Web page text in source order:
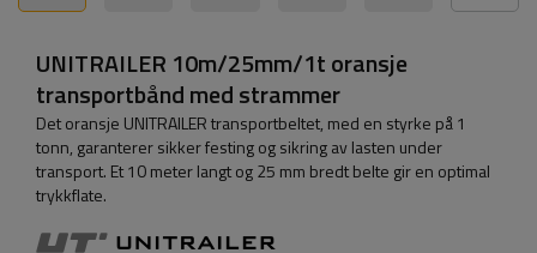
UNITRAILER 10m/25mm/1t oransje
transportbånd med strammer
Det oransje UNITRAILER transportbeltet, med en styrke på 1
tonn, garanterer sikker festing og sikring av lasten under
transport. Et 10 meter langt og 25 mm bredt belte gir en optimal
trykkflate.